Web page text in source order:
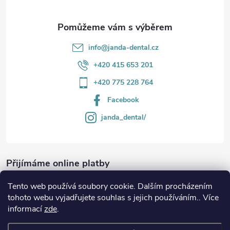
Tento web používá soubory cookie. Dalším procházením
tohoto webu vyjadřujete souhlas s jejich používáním.. Více
informacízde.
info@janda-dental.cz
+420 415 653 201
+420 775 228 764
Facebook
janda_dental/
Přijímáme online platby